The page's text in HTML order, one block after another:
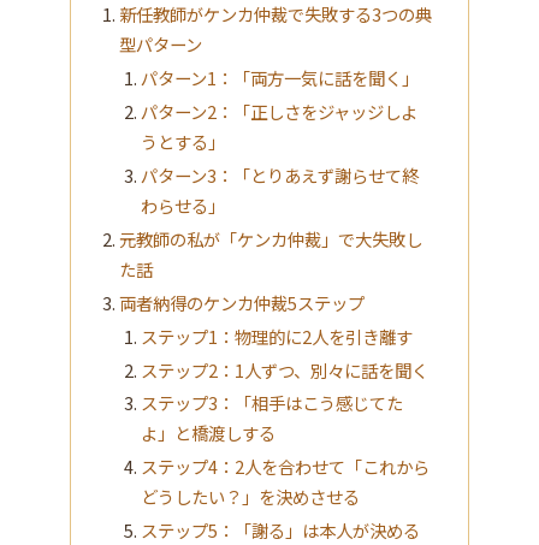
新任教師がケンカ仲裁で失敗する3つの典
型パターン
パターン1：「両方一気に話を聞く」
パターン2：「正しさをジャッジしよ
うとする」
パターン3：「とりあえず謝らせて終
わらせる」
元教師の私が「ケンカ仲裁」で大失敗し
た話
両者納得のケンカ仲裁5ステップ
ステップ1：物理的に2人を引き離す
ステップ2：1人ずつ、別々に話を聞く
ステップ3：「相手はこう感じてた
よ」と橋渡しする
ステップ4：2人を合わせて「これから
どうしたい？」を決めさせる
ステップ5：「謝る」は本人が決める